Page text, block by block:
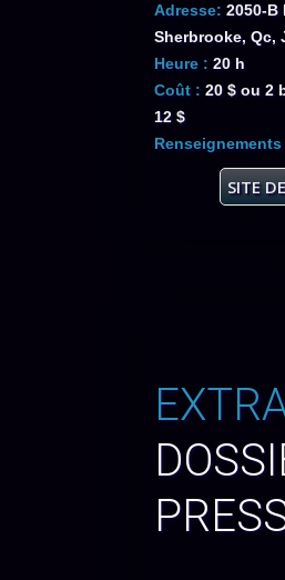
Adresse: 2050-B
Sherbrooke, Qc,
Heure : 20 h
Coût : 20 $ ou 2
12 $
Renseignements
SITE